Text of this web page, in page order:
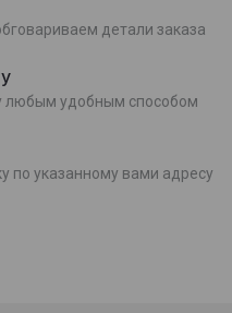
детали заказа
любым удобным способом
по указанному вами адресу